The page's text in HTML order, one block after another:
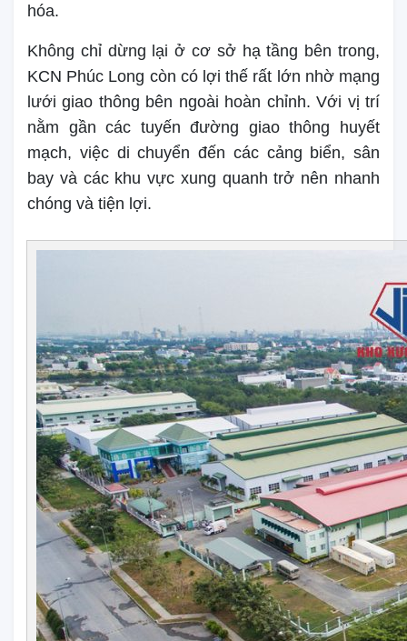
hóa.
Không chỉ dừng lại ở cơ sở hạ tầng bên trong,
KCN Phúc Long còn có lợi thế rất lớn nhờ mạng
lưới giao thông bên ngoài hoàn chỉnh. Với vị trí
nằm gần các tuyến đường giao thông huyết
mạch, việc di chuyển đến các cảng biển, sân
bay và các khu vực xung quanh trở nên nhanh
chóng và tiện lợi.